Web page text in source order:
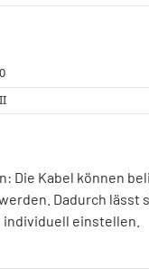
II
Die Kabel können
Dadurch lässt
einstellen.